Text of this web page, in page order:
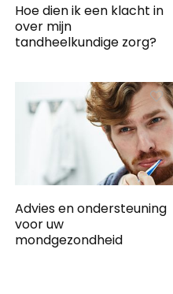
Hoe dien ik een klacht in
over mijn
tandheelkundige zorg?
Advies en ondersteuning
voor uw
mondgezondheid